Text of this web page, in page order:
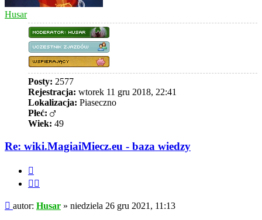
Husar
Posty: 2577
Rejestracja: wtorek 11 gru 2018, 22:41
Lokalizacja: Piaseczno
Płeć:
Wiek: 49
Re: wiki.MagiaiMiecz.eu - baza wiedzy
Post
autor: Husar » niedziela 26 gru 2021, 11:13